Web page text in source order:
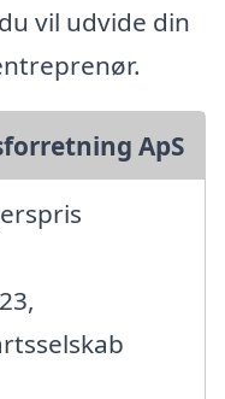
vil udvide din
ApS